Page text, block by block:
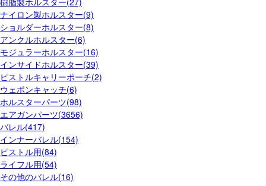
ナイロン製ホルスター(9)
ショルダーホルスター(8)
アンクルホルスター(6)
モジュラーホルスター(16)
インサイドホルスター(39)
ピストルキャリーポーチ(2)
ウェポンキャッチ(6)
ホルスターパーツ(98)
エアガンパーツ(3656)
バレル(417)
インナーバレル(154)
ピストル用(84)
ライフル用(54)
その他のバレル(16)